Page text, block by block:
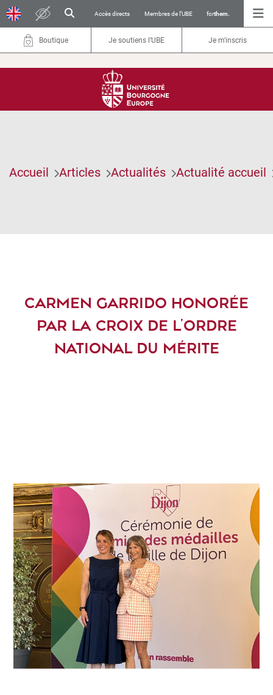
Accès directs Membres de l’UBE forthem.
Boutique Je soutiens l’UBE Je m'inscris
Accueil Articles Actualités Actualité accueil
CARMEN GARRIDO HONORÉE
PAR LA CROIX DE L’ORDRE
NATIONAL DU MÉRITE